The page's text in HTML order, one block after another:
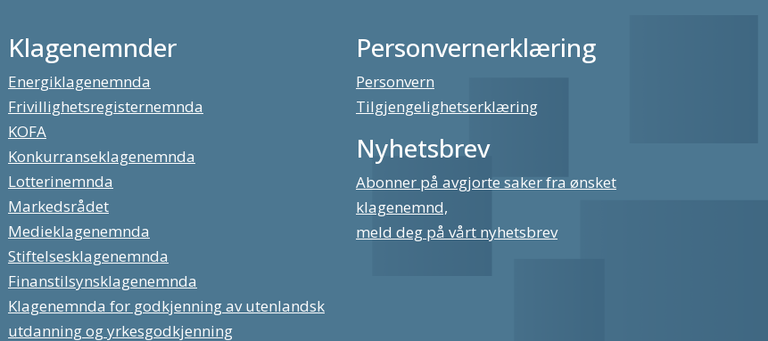
Klagenemnder
Energiklagenemnda
Frivillighetsregisternemnda
KOFA
Konkurranseklagenemnda
Lotterinemnda
Markedsrådet
Medieklagenemnda
Stiftelsesklagenemnda
Finanstilsynsklagenemnda
Klagenemnda for godkjenning av utenlandsk
utdanning og yrkesgodkjenning
Personvernerklæring
Personvern
Tilgjengelighetserklæring
Nyhetsbrev
Abonner på avgjorte saker fra ønsket
klagenemnd,
meld deg på vårt nyhetsbrev